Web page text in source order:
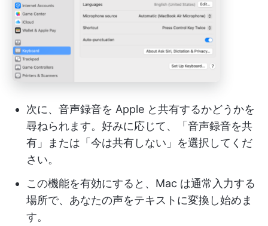
次に、音声録音を Apple と共有するかどうかを
尋ねられます。好みに応じて、「音声録音を共
有」または「今は共有しない」を選択してくだ
さい。
この機能を有効にすると、Mac は通常入力する
場所で、あなたの声をテキストに変換し始めま
す。